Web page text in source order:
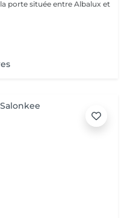
porte située entre Albalux et